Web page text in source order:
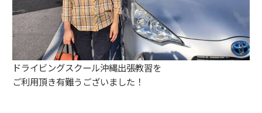
ドライビングスクール沖縄出張教習を
ご利用頂き有難うございました！